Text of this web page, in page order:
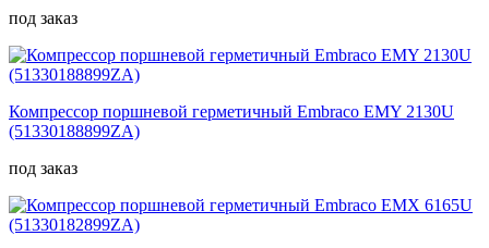
под заказ
Компрессор поршневой герметичный Embraco EMY 2130U
(51330188899ZA)
под заказ